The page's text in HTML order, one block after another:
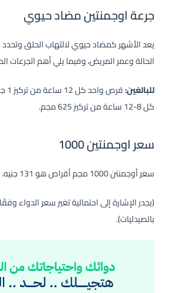
جرعة اوجمنتين مضاد حيوي
يعد الأشهر كمضاد حيوي لالتهاب الحلق
الحالة وعمر المريض، وفيما يلي أهم الجرعات
للبالغين:
كل 8-12 ساعة من تركيز 625 مجم.
سعر اوجمنتين 1000
سعر أوجمنتن 1000 مجم أقراص هو 131 جنيه.
(يجدر الإشارة إلى احتمالية تغير سعر الدواء
بالصيدليات).